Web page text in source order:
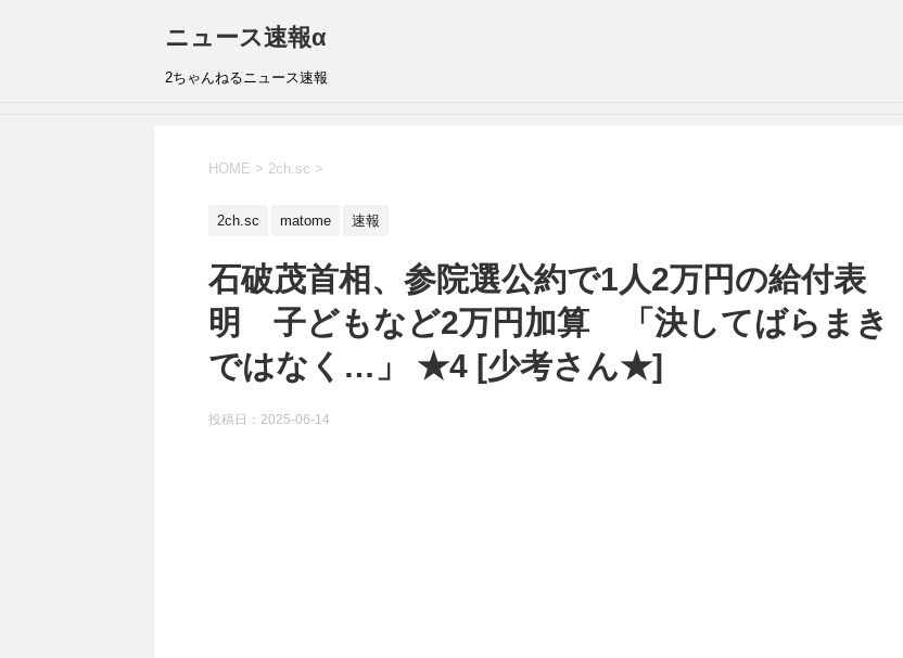
ニュース速報α
2ちゃんねるニュース速報
HOME > 2ch.sc >
2ch.sc matome 速報
石破茂首相、参院選公約で1人2万円の給付表
明 子どもなど2万円加算 「決してばらまき
ではなく…」 ★4 [少考さん★]
投稿日： 2025-06-14